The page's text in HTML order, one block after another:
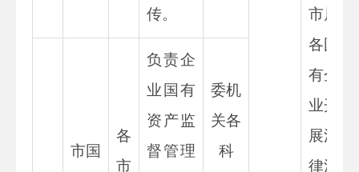
市属
各国
有企
业开
展法
律法
传。
市国
各
市
负责企
业国有
资产监
督管理
委机
关各
科